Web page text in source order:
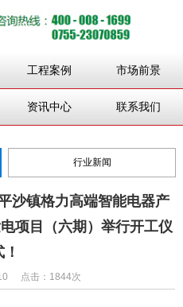
工程案例 市场前景
资讯中心 联系我们
行业新闻
沙镇格力高端智能电器产
项目（六期）举行开工仪
点击：1844次